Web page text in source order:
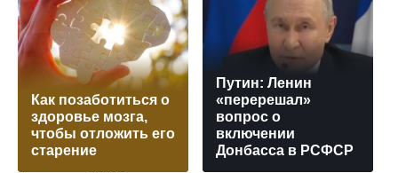
Как позаботиться о
здоровье мозга,
чтобы отложить его
старение
Путин: Ленин
«перерешал»
вопрос о
включении
Донбасса в РСФСР